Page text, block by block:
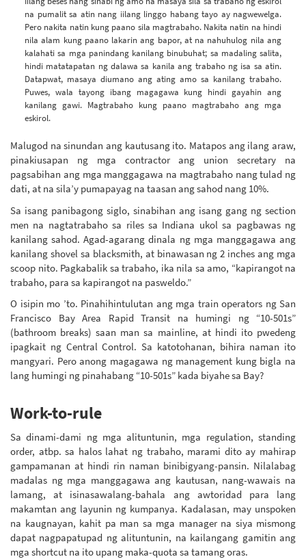
na pumalit sa atin nang iilang linggo habang tayo ay nagwewelga.
Pero nakita natin kung paano sila magtrabaho. Nakita natin na hindi
nila alam kung paano lakarin ang bapor, at na nahuhulog nila ang
kalahati sa mga panindang kanilang binubuhat; sa madaling salita,
hindi matatapatan ng dalawa sa kanila ang trabaho ng isa sa atin.
Datapwat, masaya diumano ang ating amo sa kanilang trabaho.
Puwes, wala tayong ibang magagawa kung hindi gayahin ang
kanilang gawi. Magtrabaho kung paano magtrabaho ang mga
eskirol.
Malugod na sinundan ang kautusang ito. Matapos ang ilang araw,
pinakiusapan ng mga contractor ang union secretary na
pagsabihan ang mga manggagawa na magtrabaho nang tulad ng
dati, at na sila’y pumapayag na taasan ang sahod nang 10%.
Sa isang panibagong siglo, sinabihan ang isang gang ng section
men na nagtatrabaho sa riles sa Indiana ukol sa pagbawas ng
kanilang sahod. Agad-agarang dinala ng mga manggagawa ang
kanilang shovel sa blacksmith, at binawasan ng 2 inches ang mga
scoop nito. Pagkabalik sa trabaho, ika nila sa amo, “kapirangot na
trabaho, para sa kapirangot na pasweldo.”
O isipin mo ’to. Pinahihintulutan ang mga train operators ng San
Francisco Bay Area Rapid Transit na humingi ng “10-501s”
(bathroom breaks) saan man sa mainline, at hindi ito pwedeng
ipagkait ng Central Control. Sa katotohanan, bihira naman ito
mangyari. Pero anong magagawa ng management kung bigla na
lang humingi ng pinahabang “10-501s” kada biyahe sa Bay?
Work-to-rule
Sa dinami-dami ng mga alituntunin, mga regulation, standing
order, atbp. sa halos lahat ng trabaho, marami dito ay mahirap
gampamanan at hindi rin naman binibigyang-pansin. Nilalabag
madalas ng mga manggagawa ang kautusan, nang-wawais na
lamang, at isinasawalang-bahala ang awtoridad para lang
makamtan ang layunin ng kumpanya. Kadalasan, may unspoken
na kaugnayan, kahit pa man sa mga manager na siya mismong
dapat nagpapatupad ng alituntunin, na kailangang gamitin ang
mga shortcut na ito upang maka-quota sa tamang oras.